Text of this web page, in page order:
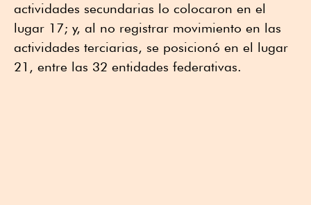
actividades secundarias lo colocaron en el
lugar 17; y, al no registrar movimiento en las
actividades terciarias, se posicionó en el lugar
21, entre las 32 entidades federativas.